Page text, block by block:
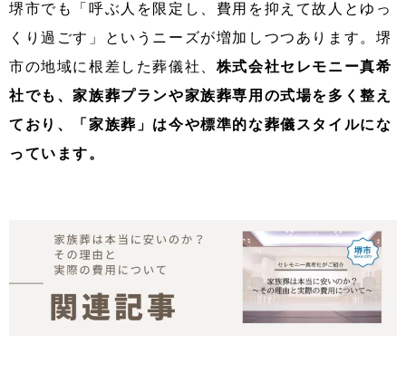
堺市でも「呼ぶ人を限定し、費用を抑えて故人とゆっ
くり過ごす」というニーズが増加しつつあります。堺
市の地域に根差した葬儀社、 株式会社セレモニー真希
社でも、家族葬プランや家族葬専用の式場を多く整え
ており、「家族葬」は今や標準的な葬儀スタイルにな
っています。